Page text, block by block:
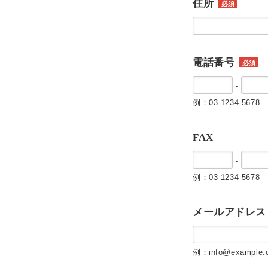
住所 必須
電話番号 必須
-
例：03-1234-5678
FAX
-
例：03-1234-5678
メールアドレス
例：